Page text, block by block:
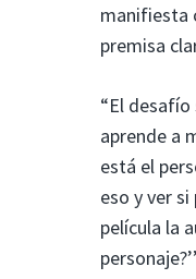
manifiesta
premisa
“El
aprende a
está el
eso y ver
película la